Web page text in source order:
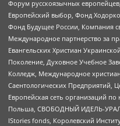
Форум русскоязычных
Европейский выбор, Фонд
Фонд Будущее России, Компания
Международное партнерство за
Евангельских Христиан
Поколение, Духовное Учебное
Колледж, Международное
Саентологических Предприятий,
Европейская сеть организаций
Польша, СВОБОДНЫЙ ИДЕЛЬ-УРАЛ,
IStories fonds, Королевский